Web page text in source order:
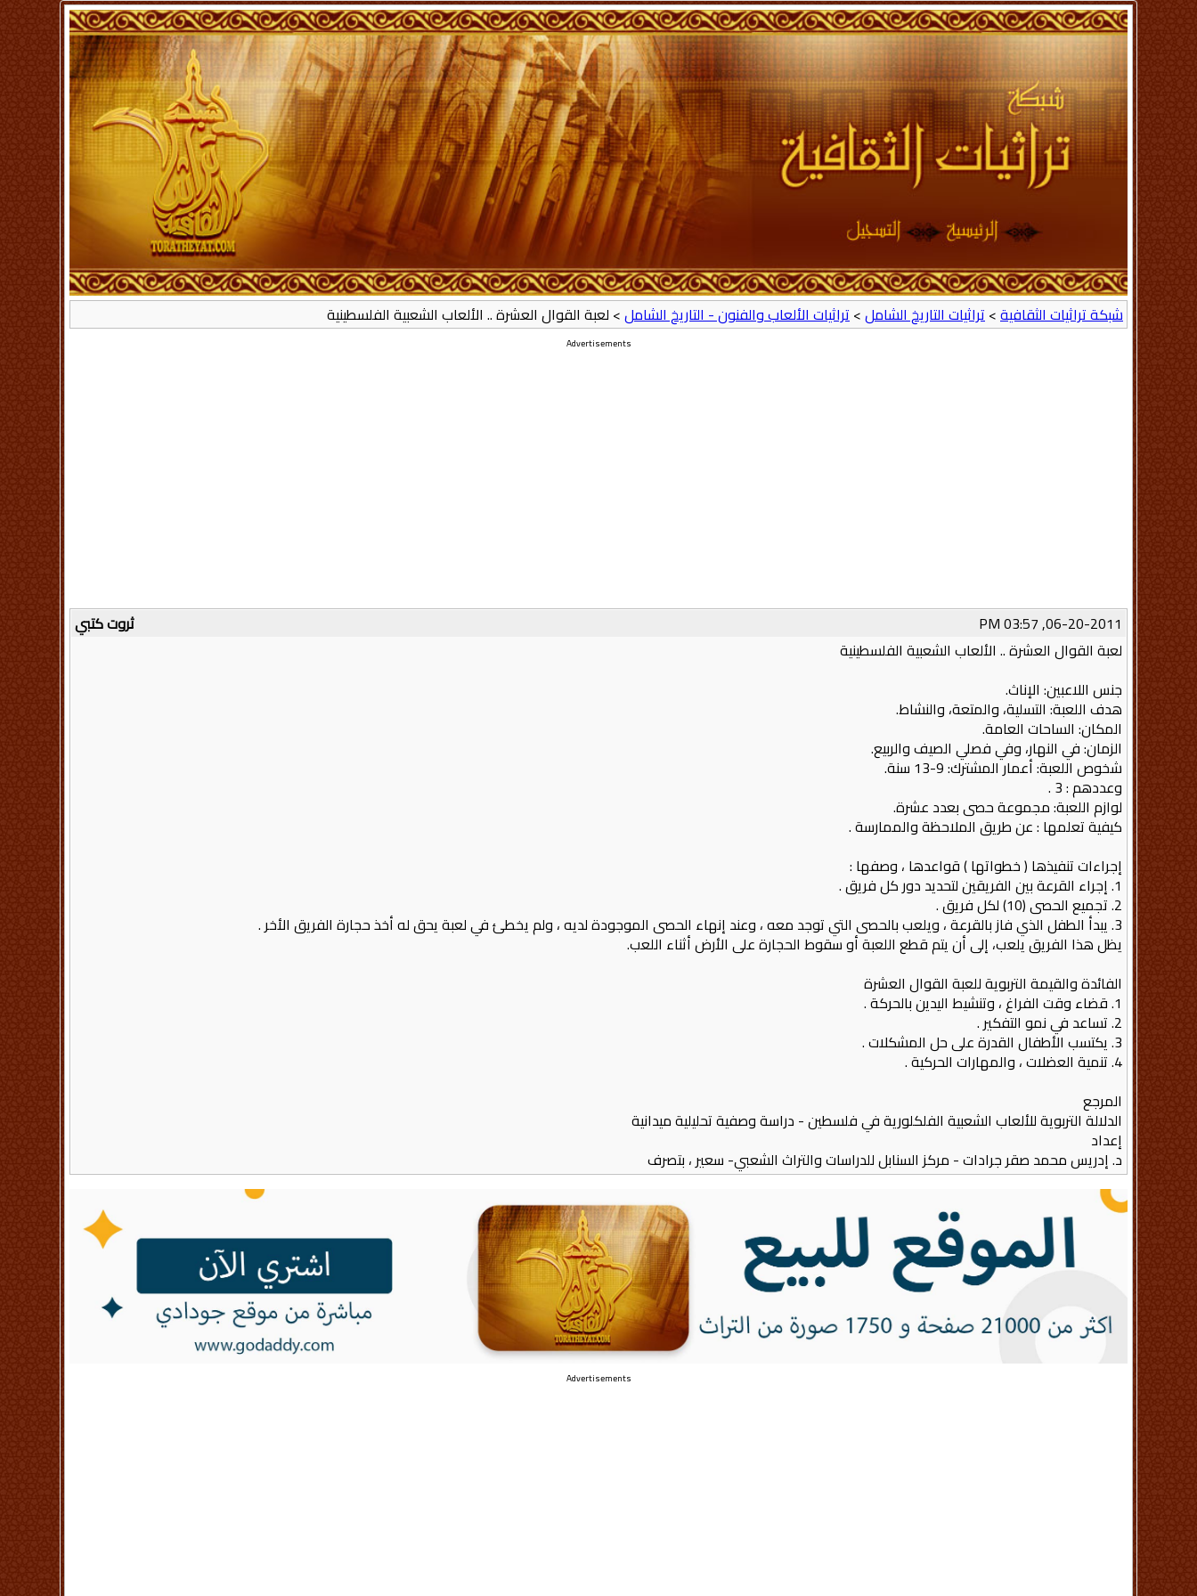
شبكة تراثيات الثقافية>تراثيات التاريخ الشامل>تراثيات الألعاب والفنون - التاريخ الشامل> لعبة القوال العشرة .. الألعاب الشعبية الفلسطينية
Advertisements
ثروت كتبي
06-20-2011, 03:57 PM
لعبة القوال العشرة .. الألعاب الشعبية الفلسطينية
جنس اللاعبين: الإناث.
هدف اللعبة: التسلية، والمتعة، والنشاط.
المكان: الساحات العامة.
الزمان: في النهار، وفي فصلي الصيف والربيع.
شخوص اللعبة: أعمار المشترك: 9-13 سنة.
وعددهم : 3 .
لوازم اللعبة: مجموعة حصى بعدد عشرة.
كيفية تعلمها : عن طريق الملاحظة والممارسة .
إجراءات تنفيذها ( خطواتها ) قواعدها ، وصفها :
1. إجراء القرعة بين الفريقين لتحديد دور كل فريق .
2. تجميع الحصى (10) لكل فريق .
3. يبدأ الطفل الذي فاز بالقرعة ، ويلعب بالحصى التي توجد معه ، وعند إنهاء الحصى الموجودة لديه ، ولم يخطئ في لعبة يحق له أخذ حجارة الفريق الأخر .
يظل هذا الفريق يلعب، إلى أن يتم قطع اللعبة أو سقوط الحجارة على الأرض أثناء اللعب.
الفائدة والقيمة التربوية للعبة القوال العشرة
1. قضاء وقت الفراغ ، وتنشيط اليدين بالحركة .
2. تساعد في نمو التفكير .
3. يكتسب الأطفال القدرة على حل المشكلات .
4. تنمية العضلات ، والمهارات الحركية .
المرجع
الدلالة التربوية للألعاب الشعبية الفلكلورية في فلسطين - دراسة وصفية تحليلية ميدانية
إعداد
د. إدريس محمد صقر جرادات - مركز السنابل للدراسات والتراث الشعبي- سعير ، بتصرف
Advertisements